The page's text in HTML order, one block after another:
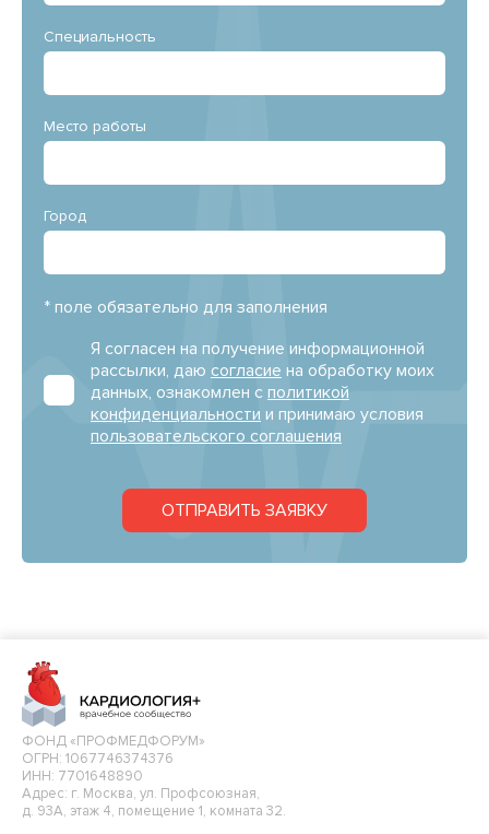
Специальность
Место работы
Город
* поле обязательно для заполнения
Я согласен на получение информационной
рассылки, даю согласие на обработку моих
данных, ознакомлен с политикой
конфиденциальности и принимаю условия
пользовательского соглашения
ОТПРАВИТЬ ЗАЯВКУ
ФОНД «ПРОФМЕДФОРУМ»
ОГРН: 1067746374376
ИНН: 7701648890
Адрес: г. Москва, ул. Профсоюзная,
д. 93А, этаж 4, помещение 1, комната 32.